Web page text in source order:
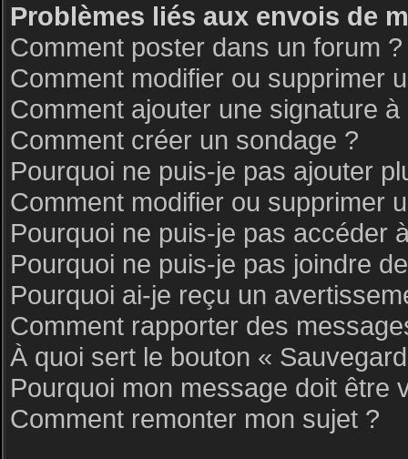
Problèmes liés aux envois de
Comment poster dans un forum ?
Comment modifier ou supprimer
Comment ajouter une signature
Comment créer un sondage ?
Pourquoi ne puis-je pas ajouter
Comment modifier ou supprimer
Pourquoi ne puis-je pas accéder
Pourquoi ne puis-je pas joindre
Pourquoi ai-je reçu un
Comment rapporter des
À quoi sert le bouton «
Pourquoi mon message doit être
Comment remonter mon sujet ?